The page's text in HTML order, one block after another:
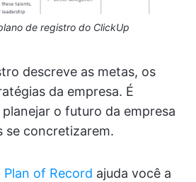
de registro do ClickUp
descreve as metas, os
da empresa. É
o futuro da empresa
se concretizarem.
of Record ajuda você a